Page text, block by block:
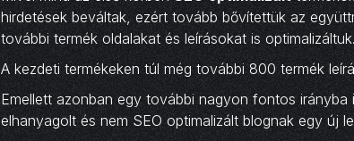
hirdetések beváltak, ezért tovább bővítettük az
további termék oldalakat és leírásokat is optimalizáltuk.
A kezdeti termékeken túl még további 800 termék
Emellett azonban egy további nagyon fontos
elhanyagolt és nem SEO optimalizált blognak egy új